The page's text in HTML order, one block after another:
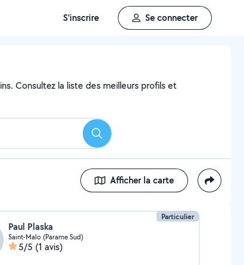
S'inscrire Se connecter
Consultez la liste des meilleurs profils et
Rechercher
Afficher la carte
Particulier
Paul Plaska
Saint-Malo (Parame Sud)
5/5 (1 avis)